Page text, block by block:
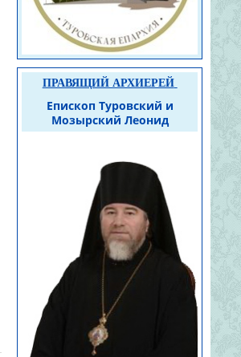
ПРАВЯЩИЙ АРХИЕРЕЙ
Епископ Туровский и
Мозырский Леонид